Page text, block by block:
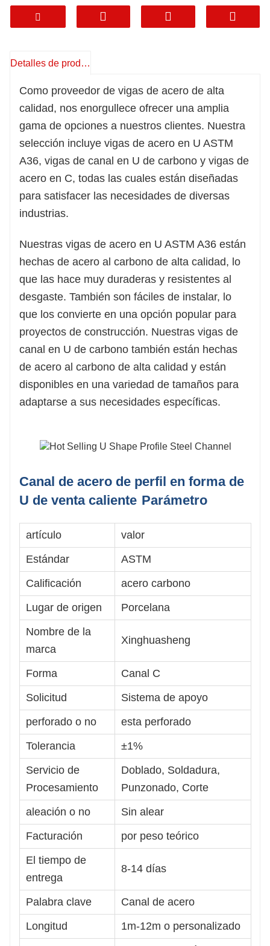
superiores a sus estructuras.
una amplia gama de aplicaciones. Nuestro
canal de acero de perfil en forma de U de venta
caliente también es altamente resistente a la
corrosión y al óxido, lo que garantiza que
mantengan su apariencia y funcionalidad en los
años venideros.
Los canales de acero de perfil en forma de U
gama de tamaños y grosores, lo que le permite
elegir la opción perfecta que satisfaga las
necesidades específicas de su proyecto. Elija el
canal de acero de perfil en forma de U más
vendido para obtener una solución confiable y
duradera que lo ayudará a lograr sus objetivos
industriales y de construcción.
Detalles de producto
Como proveedor de vigas de acero de alta
calidad, nos enorgullece ofrecer una amplia
gama de opciones a nuestros clientes. Nuestra
selección incluye vigas de acero en U ASTM
A36, vigas de canal en U de carbono y vigas de
acero en C, todas las cuales están diseñadas
para satisfacer las necesidades de diversas
industrias.
Nuestras vigas de acero en U ASTM A36 están
hechas de acero al carbono de alta calidad, lo
que las hace muy duraderas y resistentes al
desgaste. También son fáciles de instalar, lo
que los convierte en una opción popular para
proyectos de construcción. Nuestras vigas de
canal en U de carbono también están hechas
de acero al carbono de alta calidad y están
disponibles en una variedad de tamaños para
adaptarse a sus necesidades específicas.
Canal de acero de perfil en forma de
U de venta caliente Parámetro
artículo
valor
Estándar
ASTM
Calificación
acero carbono
Lugar de origen
Porcelana
Nombre de la
marca
Xinghuasheng
Forma
Canal C
Solicitud
Sistema de apoyo
perforado o no
esta perforado
Tolerancia
±1%
Servicio de
Procesamiento
Doblado, Soldadura,
Punzonado, Corte
aleación o no
Sin alear
Facturación
por peso teórico
El tiempo de
entrega
8-14 días
Palabra clave
Canal de acero
Longitud
1m-12m o personalizado